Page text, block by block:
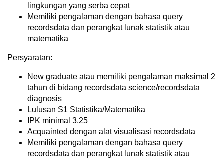
lingkungan yang serba cepat
Memiliki pengalaman dengan bahasa query
recordsdata dan perangkat lunak statistik atau
matematika
Persyaratan:
New graduate atau memiliki pengalaman maksimal 2
tahun di bidang recordsdata science/recordsdata
diagnosis
Lulusan S1 Statistika/Matematika
IPK minimal 3,25
Acquainted dengan alat visualisasi recordsdata
Memiliki pengalaman dengan bahasa query
recordsdata dan perangkat lunak statistik atau